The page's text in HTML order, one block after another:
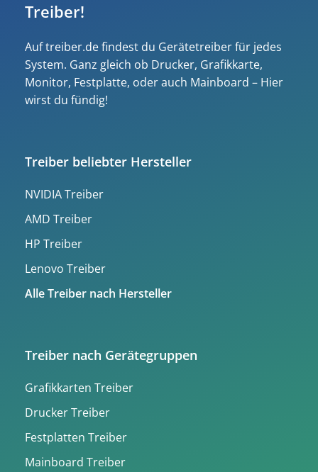
Treiber!
Auf treiber.de findest du Gerätetreiber für jedes
System. Ganz gleich ob Drucker, Grafikkarte,
Monitor, Festplatte, oder auch Mainboard – Hier
wirst du fündig!
Treiber beliebter Hersteller
NVIDIA Treiber
AMD Treiber
HP Treiber
Lenovo Treiber
Alle Treiber nach Hersteller
Treiber nach Gerätegruppen
Grafikkarten Treiber
Drucker Treiber
Festplatten Treiber
Mainboard Treiber